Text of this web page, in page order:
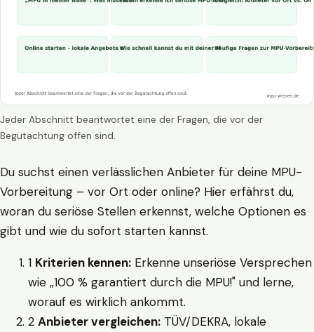
Jeder Abschnitt beantwortet eine der Fragen, die vor der
Begutachtung offen sind.
Du suchst einen verlässlichen Anbieter für deine MPU-
Vorbereitung – vor Ort oder online? Hier erfährst du,
woran du seriöse Stellen erkennst, welche Optionen es
gibt und wie du sofort starten kannst.
1 Kriterien kennen: Erkenne unseriöse Versprechen
wie „100 % garantiert durch die MPU!" und lerne,
worauf es wirklich ankommt.
2 Anbieter vergleichen: TÜV/DEKRA, lokale